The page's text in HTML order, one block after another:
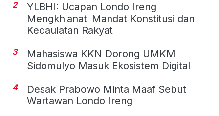
2
YLBHI: Ucapan Londo Ireng
Mengkhianati Mandat Konstitusi dan
Kedaulatan Rakyat
3
Mahasiswa KKN Dorong UMKM
Sidomulyo Masuk Ekosistem Digital
4
Desak Prabowo Minta Maaf Sebut
Wartawan Londo Ireng